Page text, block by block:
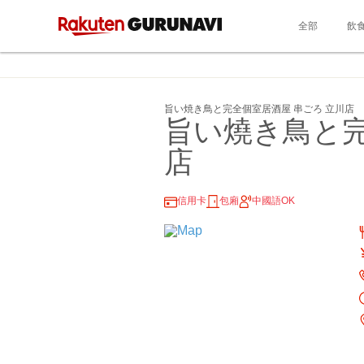
全部 飲
旨い焼き鳥と完全個室居酒屋 串ごろ 立川店
旨い燒き鳥と
店
信用卡 包廂 中國語OK